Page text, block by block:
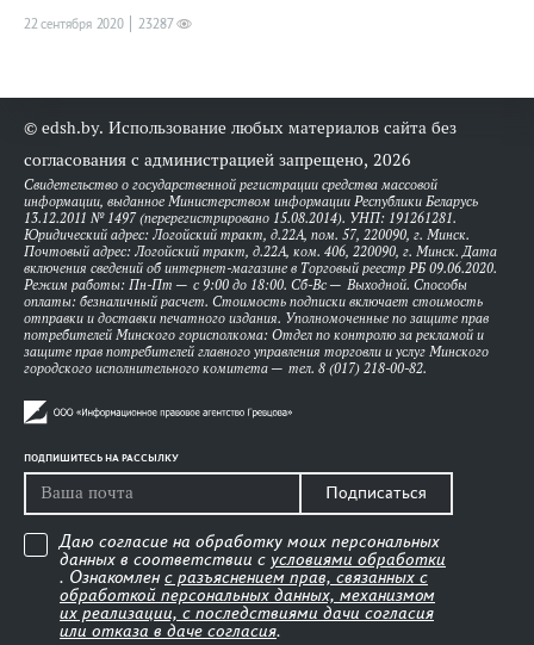
22 сентября 2020 23287
© edsh.by. Использование любых материалов сайта без
согласования с администрацией запрещено, 2026
Свидетельство о государственной регистрации средства массовой
информации, выданное Министерством информации Республики Беларусь
13.12.2011 № 1497 (перерегистрировано 15.08.2014). УНП: 191261281.
Юридический адрес: Логойский тракт, д.22А, пом. 57, 220090, г. Минск.
Почтовый адрес: Логойский тракт, д.22А, ком. 406, 220090, г. Минск. Дата
включения сведений об интернет-магазине в Торговый реестр РБ 09.06.2020.
Режим работы: Пн-Пт — с 9:00 до 18:00. Сб-Вс — Выходной. Способы
оплаты: безналичный расчет. Стоимость подписки включает стоимость
отправки и доставки печатного издания. Уполномоченные по защите прав
потребителей Минского горисполкома: Отдел по контролю за рекламой и
защите прав потребителей главного управления торговли и услуг Минского
городского исполнительного комитета — тел. 8 (017) 218-00-82.
ПОДПИШИТЕСЬ НА РАССЫЛКУ
Подписаться
Даю согласие на обработку моих персональных
данных в соответствии с условиями обработки
. Ознакомлен с разъяснением прав, связанных с
обработкой персональных данных, механизмом
их реализации, с последствиями дачи согласия
или отказа в даче согласия.